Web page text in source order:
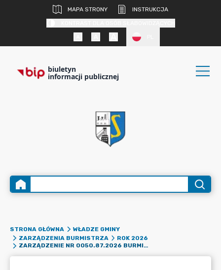
MAPA STRONY
INSTRUKCJA
biuletyn
informacji publicznej
STRONA GŁÓWNA
WŁADZE GMINY
ZARZĄDZENIA BURMISTRZA
ROK 2026
ZARZĄDZENIE NR 0050.87.2026 BURMISTRZA STĄPORKOWA Z DNIA 29 CZERWCA 2026 R. W SPRAWIE SPORZĄDZENIA I PODANIA DO PUBLICZNEJ WIADOMOŚCI WYKAZU LOKALI MIESZKALNYCH STANOWIĄCYCH WŁASNOŚĆ GMINY STĄPORKÓW, PRZEZNACZONYCH DO SPRZEDAŻY NA RZECZ DOTYCHCZASOWYCH NAJEMCÓW.